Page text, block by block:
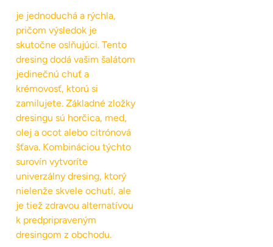
je jednoduchá a rýchla,
pričom výsledok je
skutočne oslňujúci. Tento
dresing dodá vašim šalátom
jedinečnú chuť a
krémovosť, ktorú si
zamilujete. Základné zložky
dresingu sú horčica, med,
olej a ocot alebo citrónová
šťava. Kombináciou týchto
surovín vytvoríte
univerzálny dresing, ktorý
nielenže skvele ochutí, ale
je tiež zdravou alternatívou
k predpripraveným
dresingom z obchodu.